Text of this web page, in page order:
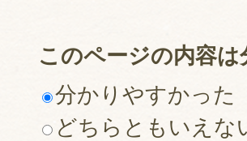
このページの内容
分かりやすかった
どちらともいえな